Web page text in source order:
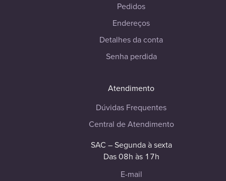
Pedidos
Endereços
Detalhes da conta
Senha perdida
Atendimento
Dúvidas Frequentes
Central de Atendimento
SAC – Segunda à sexta
Das 08h às 17h
E-mail